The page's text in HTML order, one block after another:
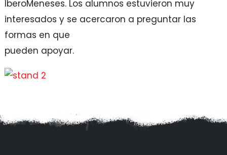
IberoMeneses. Los alumnos estuvieron muy
interesados y se acercaron a preguntar las
formas en que
pueden apoyar.